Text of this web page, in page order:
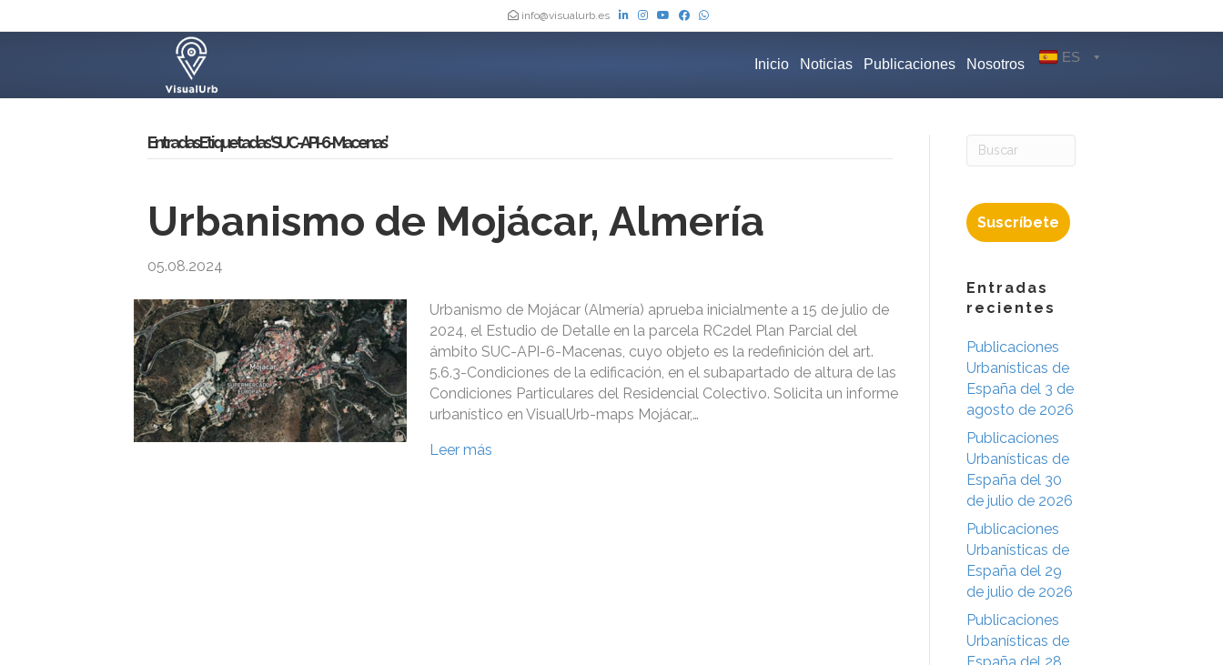
info@visualurb.es
Inicio Noticias Publicaciones Nosotros ES
Entradas Etiquetadas ‘SUC-API-6-Macenas’
Urbanismo de Mojácar, Almería
05.08.2024
Urbanismo de Mojácar (Almería) aprueba inicialmente a 15 de julio de
2024, el Estudio de Detalle en la parcela RC2del Plan Parcial del
ámbito SUC-API-6-Macenas, cuyo objeto es la redefinición del art.
5.6.3-Condiciones de la edificación, en el subapartado de altura de las
Condiciones Particulares del Residencial Colectivo. Solicita un informe
urbanístico en VisualUrb-maps Mojácar,…
Leer más
Suscríbete
Entradas
recientes
Publicaciones
Urbanísticas de
España del 3 de
agosto de 2026
Publicaciones
Urbanísticas de
España del 30
de julio de 2026
Publicaciones
Urbanísticas de
España del 29
de julio de 2026
Publicaciones
Urbanísticas de